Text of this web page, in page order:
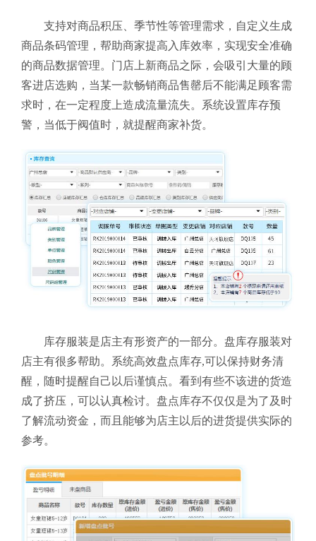
支持对商品积压、季节性等管理需求，自定义生成
商品条码管理，帮助商家提高入库效率，实现安全准确
的商品数据管理。门店上新商品之际，会吸引大量的顾
客进店选购，当某一款畅销商品售罄后不能满足顾客需
求时，在一定程度上造成流量流失。系统设置库存预
警，当低于阀值时，就提醒商家补货。
库存服装是店主有形资产的一部分。盘库存服装对
店主有很多帮助。系统高效盘点库存,可以保持财务清
醒，随时提醒自己以后谨慎点。看到有些不该进的货造
成了挤压，可以认真检讨。盘点库存不仅仅是为了及时
了解流动资金，而且能够为店主以后的进货提供实际的
参考。